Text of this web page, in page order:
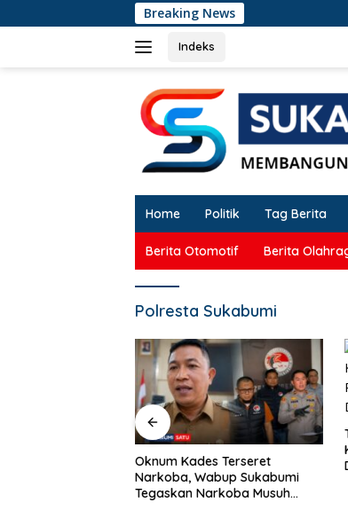
ke
Breaking News
Indeks
Home Politik Tag Berita
Berita Otomotif Berita
Polresta Sukabumi
Terseret Narkoba, Oknum
Kades dan 2 Rekannya
Digulung Polres Sukabumi:
Paket Sabu Disita